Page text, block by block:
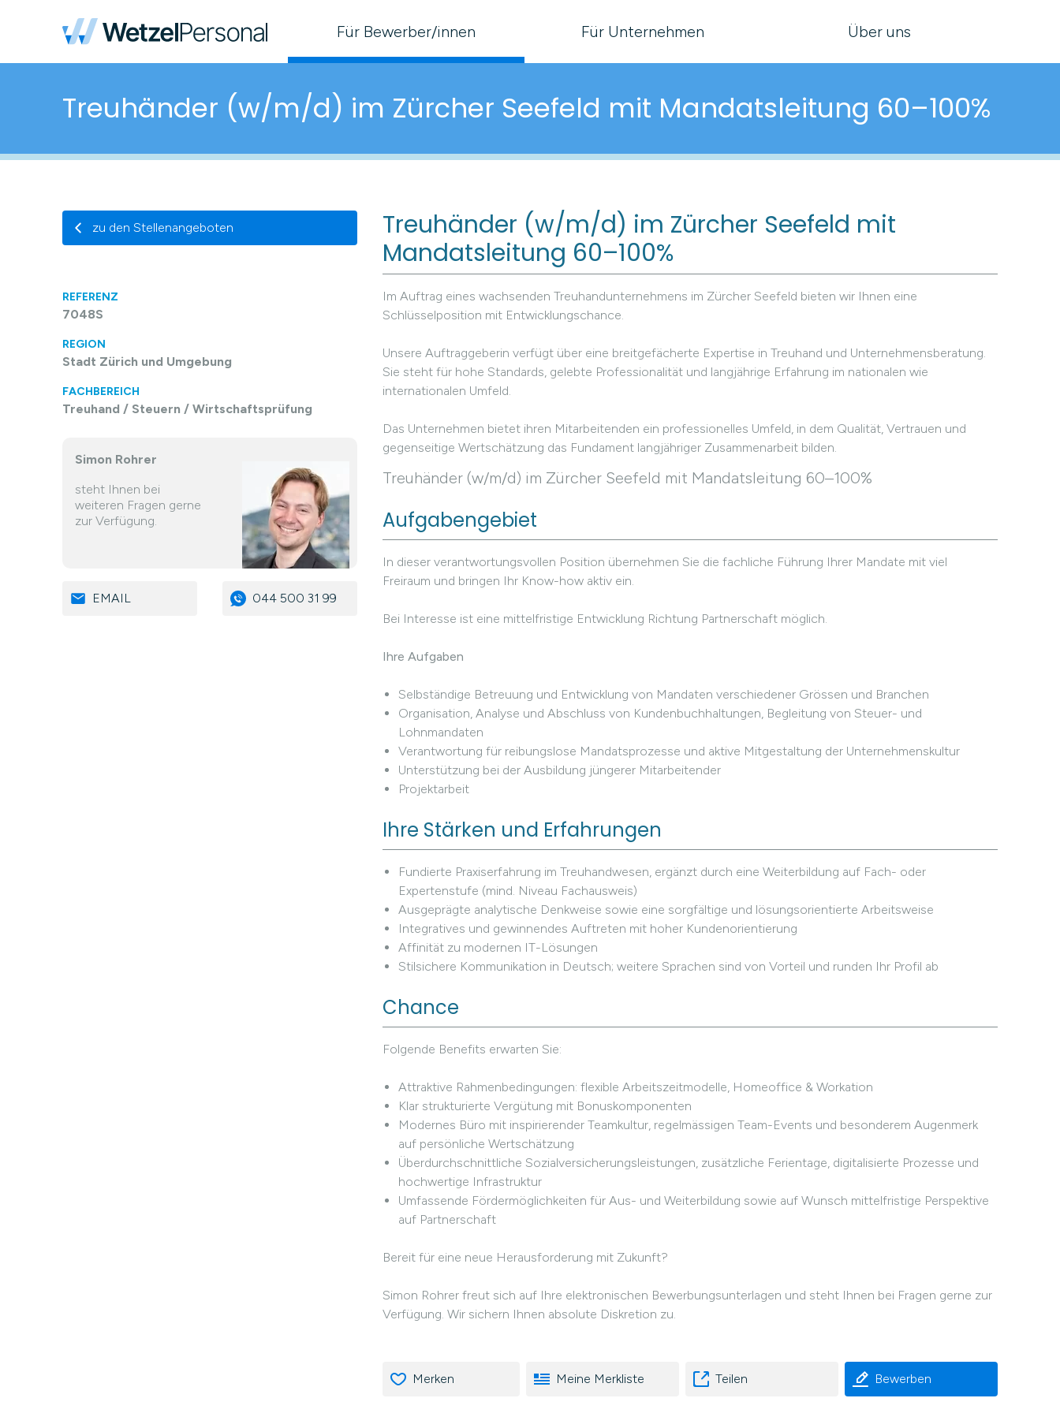
Für Bewerber/innen Für Unternehmen Über uns
Treuhänder (w/m/d) im Zürcher Seefeld mit Mandatsleitung 60–100%
zu den Stellenangeboten
REFERENZ
7048S
REGION
Stadt Zürich und Umgebung
FACHBEREICH
Treuhand / Steuern / Wirtschaftsprüfung
Simon Rohrer
steht Ihnen bei
weiteren Fragen gerne
zur Verfügung.
EMAIL 044 500 31 99
Treuhänder (w/m/d) im Zürcher Seefeld mit
Mandatsleitung 60–100%
Im Auftrag eines wachsenden Treuhandunternehmens im Zürcher Seefeld bieten wir Ihnen eine
Schlüsselposition mit Entwicklungschance.
Unsere Auftraggeberin verfügt über eine breitgefächerte Expertise in Treuhand und Unternehmensberatung.
Sie steht für hohe Standards, gelebte Professionalität und langjährige Erfahrung im nationalen wie
internationalen Umfeld.
Das Unternehmen bietet ihren Mitarbeitenden ein professionelles Umfeld, in dem Qualität, Vertrauen und
gegenseitige Wertschätzung das Fundament langjähriger Zusammenarbeit bilden.
Treuhänder (w/m/d) im Zürcher Seefeld mit Mandatsleitung 60–100%
Aufgabengebiet
In dieser verantwortungsvollen Position übernehmen Sie die fachliche Führung Ihrer Mandate mit viel
Freiraum und bringen Ihr Know-how aktiv ein.
Bei Interesse ist eine mittelfristige Entwicklung Richtung Partnerschaft möglich.
Ihre Aufgaben
Selbständige Betreuung und Entwicklung von Mandaten verschiedener Grössen und Branchen
Organisation, Analyse und Abschluss von Kundenbuchhaltungen, Begleitung von Steuer- und
Lohnmandaten
Verantwortung für reibungslose Mandatsprozesse und aktive Mitgestaltung der Unternehmenskultur
Unterstützung bei der Ausbildung jüngerer Mitarbeitender
Projektarbeit
Ihre Stärken und Erfahrungen
Fundierte Praxiserfahrung im Treuhandwesen, ergänzt durch eine Weiterbildung auf Fach- oder
Expertenstufe (mind. Niveau Fachausweis)
Ausgeprägte analytische Denkweise sowie eine sorgfältige und lösungsorientierte Arbeitsweise
Integratives und gewinnendes Auftreten mit hoher Kundenorientierung
Affinität zu modernen IT-Lösungen
Stilsichere Kommunikation in Deutsch; weitere Sprachen sind von Vorteil und runden Ihr Profil ab
Chance
Folgende Benefits erwarten Sie:
Attraktive Rahmenbedingungen: flexible Arbeitszeitmodelle, Homeoffice & Workation
Klar strukturierte Vergütung mit Bonuskomponenten
Modernes Büro mit inspirierender Teamkultur, regelmässigen Team-Events und besonderem Augenmerk
auf persönliche Wertschätzung
Überdurchschnittliche Sozialversicherungsleistungen, zusätzliche Ferientage, digitalisierte Prozesse und
hochwertige Infrastruktur
Umfassende Fördermöglichkeiten für Aus- und Weiterbildung sowie auf Wunsch mittelfristige Perspektive
auf Partnerschaft
Bereit für eine neue Herausforderung mit Zukunft?
Simon Rohrer freut sich auf Ihre elektronischen Bewerbungsunterlagen und steht Ihnen bei Fragen gerne zur
Verfügung. Wir sichern Ihnen absolute Diskretion zu.
Merken Meine Merkliste Teilen Bewerben